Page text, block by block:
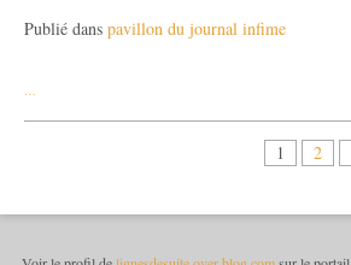
Publié dans pavillon du journal infime
…
1 2